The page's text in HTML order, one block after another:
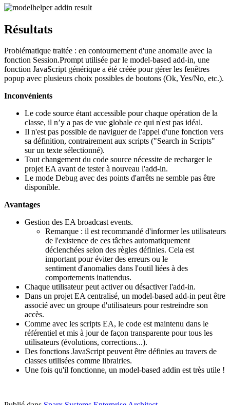
Résultats
Problématique traitée : en contournement d'une anomalie avec la
fonction Session.Prompt utilisée par le model-based add-in, une
fonction JavaScript générique a été créée pour gérer les fenêtres
popup avec plusieurs choix possibles de boutons (Ok, Yes/No, etc.).
Inconvénients
Le code source étant accessible pour chaque opération de la
classe, il n’y a pas de vue globale ce qui n'est pas idéal.
Il n'est pas possible de naviguer de l'appel d'une fonction vers
sa définition, contrairement aux scripts ("Search in Scripts"
sur un texte sélectionné).
Tout changement du code source nécessite de recharger le
projet EA avant de tester à nouveau l'add-in.
Le mode Debug avec des points d'arrêts ne semble pas être
disponible.
Avantages
Gestion des EA broadcast events.
Remarque : il est recommandé d'informer les utilisateurs
de l'existence de ces tâches automatiquement
déclenchées selon des règles définies. Cela est
important pour éviter des erreurs ou le
sentiment d'anomalies dans l'outil liées à des
comportements inattendus.
Chaque utilisateur peut activer ou désactiver l'add-in.
Dans un projet EA centralisé, un model-based add-in peut être
associé avec un groupe d'utilisateurs pour restreindre son
accès.
Comme avec les scripts EA, le code est maintenu dans le
référentiel et mis à jour de façon transparente pour tous les
utilisateurs (évolutions, corrections...).
Des fonctions JavaScript peuvent être définies au travers de
classes utilisées comme librairies.
Une fois qu'il fonctionne, un model-based addin est très utile !